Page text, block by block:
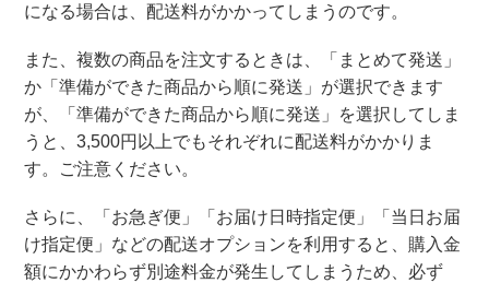
になる場合は、配送料がかかってしまうのです。
また、複数の商品を注文するときは、「まとめて発送」
か「準備ができた商品から順に発送」が選択できます
が、「準備ができた商品から順に発送」を選択してしま
うと、3,500円以上でもそれぞれに配送料がかかりま
す。ご注意ください。
さらに、「お急ぎ便」「お届け日時指定便」「当日お届
け指定便」などの配送オプションを利用すると、購入金
額にかかわらず別途料金が発生してしまうため、必ず